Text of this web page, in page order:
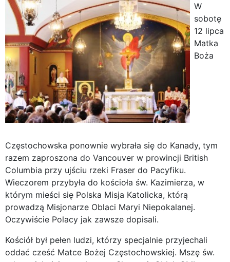
W
sobotę
12 lipca
Matka
Boża
Częstochowska ponownie wybrała się do Kanady, tym
razem zaproszona do Vancouver w prowincji British
Columbia przy ujściu rzeki Fraser do Pacyfiku.
Wieczorem przybyła do kościoła św. Kazimierza, w
którym mieści się Polska Misja Katolicka, którą
prowadzą Misjonarze Oblaci Maryi Niepokalanej.
Oczywiście Polacy jak zawsze dopisali.
Kościół był pełen ludzi, którzy specjalnie przyjechali
oddać cześć Matce Bożej Częstochowskiej. Mszę św.